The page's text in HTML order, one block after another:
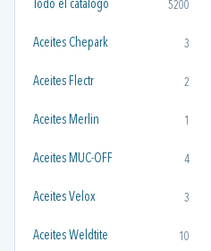
Todo el catálogo 5200
Aceites Chepark 3
Aceites Flectr 2
Aceites Merlin 1
Aceites MUC-OFF 4
Aceites Velox 3
Aceites Weldtite 10